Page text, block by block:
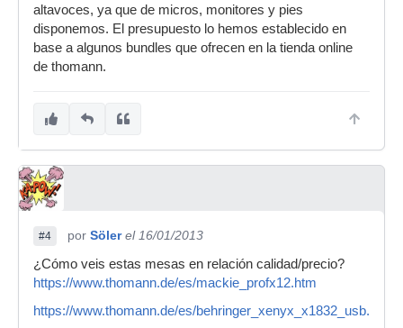
altavoces, ya que de micros, monitores y pies
disponemos. El presupuesto lo hemos establecido en
base a algunos bundles que ofrecen en la tienda online
de thomann.
#4 por Söler el 16/01/2013
¿Cómo veis estas mesas en relación calidad/precio?
https://www.thomann.de/es/mackie_profx12.htm
https://www.thomann.de/es/behringer_xenyx_x1832_usb.htm